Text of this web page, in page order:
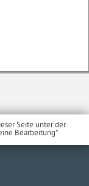
Seite unter der